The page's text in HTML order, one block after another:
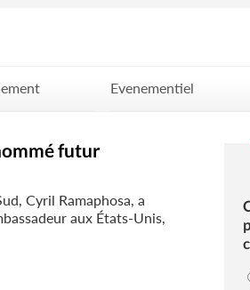
Evenementiel
futur
Cyril Ramaphosa, a
aux États-Unis,